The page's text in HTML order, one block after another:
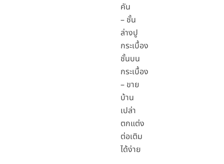
คัน
– ชั้น
ล่างปู
กระเบื้อง
ชั้นบน
กระเบื้อง
– ขาย
บ้าน
เปล่า
ตกแต่ง
ต่อเติม
ได้ง่าย